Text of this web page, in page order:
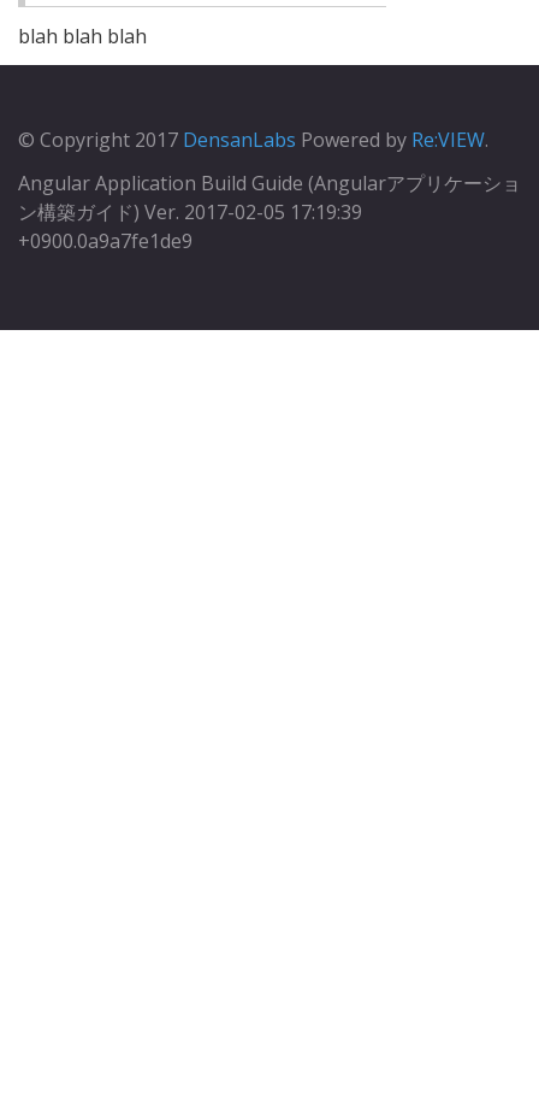
blah blah blah
© Copyright 2017 DensanLabs Powered by Re:VIEW.
Angular Application Build Guide (Angularアプリケーショ
ン構築ガイド) Ver. 2017-02-05 17:19:39
+0900.0a9a7fe1de9